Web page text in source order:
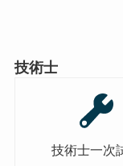
技術士
技術士一次